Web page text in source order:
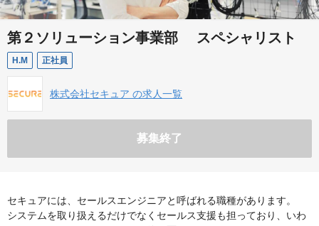
第２ソリューション事業部 スペシャリスト
H.M 正社員
株式会社セキュア の求人一覧
募集終了
セキュアには、セールスエンジニアと呼ばれる職種があります。
システムを取り扱えるだけでなくセールス支援も担っており、いわ